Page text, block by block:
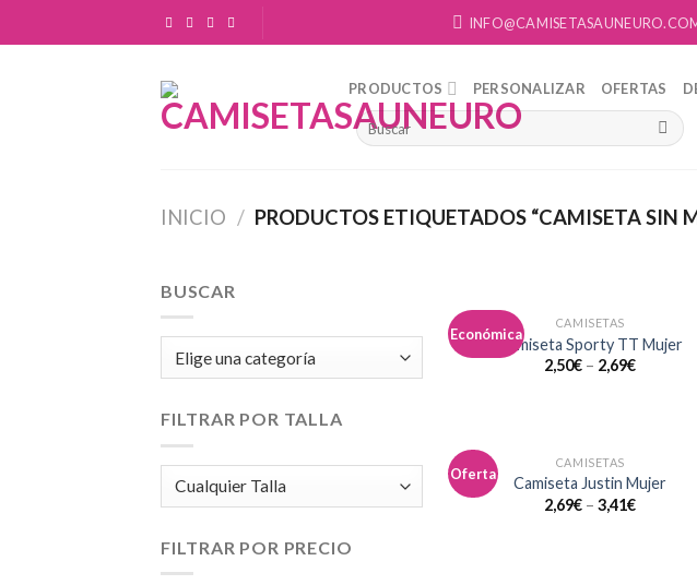
to
PRODUCTOS PERSONALIZAR OFERTAS
INICIO / PRODUCTOS ETIQUETADOS “CAMISETA SIN
BUSCAR
FILTRAR POR TALLA
FILTRAR POR PRECIO
Económica
a la
CAMISETAS
Camiseta Sporty TT Mujer
2,50€ – 2,69€
Oferta
CAMISETAS
Camiseta Justin Mujer
2,69€ –3,41€